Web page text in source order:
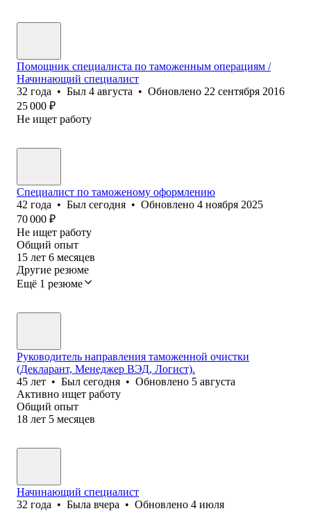
Помощник специалиста по таможенным операциям /
Начинающий специалист
32 года • Был 4 августа • Обновлено 22 сентября 2016
25 000 ₽
Не ищет работу
Специалист по таможеному оформлению
42 года • Был сегодня • Обновлено 4 ноября 2025
70 000 ₽
Не ищет работу
Общий опыт
15 лет 6 месяцев
Другие резюме
Ещё 1 резюме
Руководитель направления таможенной очистки
(Декларант, Менеджер ВЭД, Логист).
45 лет • Был сегодня • Обновлено 5 августа
Активно ищет работу
Общий опыт
18 лет 5 месяцев
Начинающий специалист
32 года • Была вчера • Обновлено 4 июля